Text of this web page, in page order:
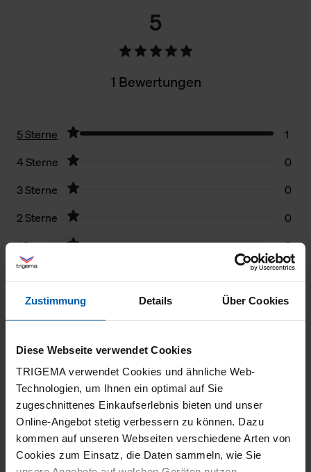
Zustimmung Details Über Cookies
Diese Webseite verwendet Cookies
TRIGEMA verwendet Cookies und ähnliche Web-
Technologien, um Ihnen ein optimal auf Sie
zugeschnittenes Einkaufserlebnis bieten und unser
Online-Angebot stetig verbessern zu können. Dazu
kommen auf unseren Webseiten verschiedene Arten von
Cookies zum Einsatz, die Daten sammeln, wie Sie
5
1 Bewertungen
5 Sterne
1
4 Sterne
0
3 Sterne
0
2 Sterne
0
1 Stern
0
Filter zurücksetzen
Neues Liebslingsteil.